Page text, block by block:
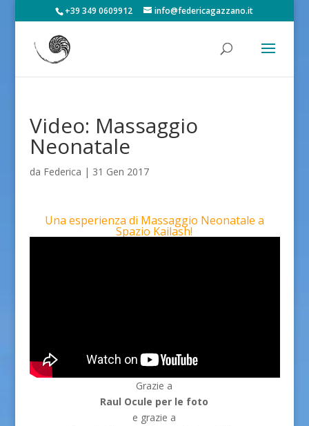
+39 349 0609912 info@federicagazzano.it
Video: Massaggio
Neonatale
da Federica | 31 Gen 2017
Una esperienza di Massaggio Neonatale a
Spazio Kailash!
Grazie a
Raul Ocule per le foto
e grazie a